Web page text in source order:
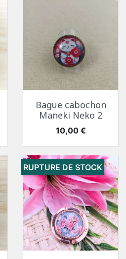
Bague cabochon
Maneki Neko 2
Prix
10,00 €
RUPTURE DE STOCK